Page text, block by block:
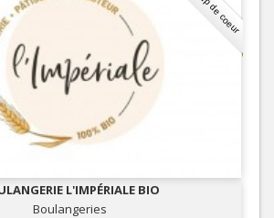
L'IMPÉRIALE BIO
Boulangeries